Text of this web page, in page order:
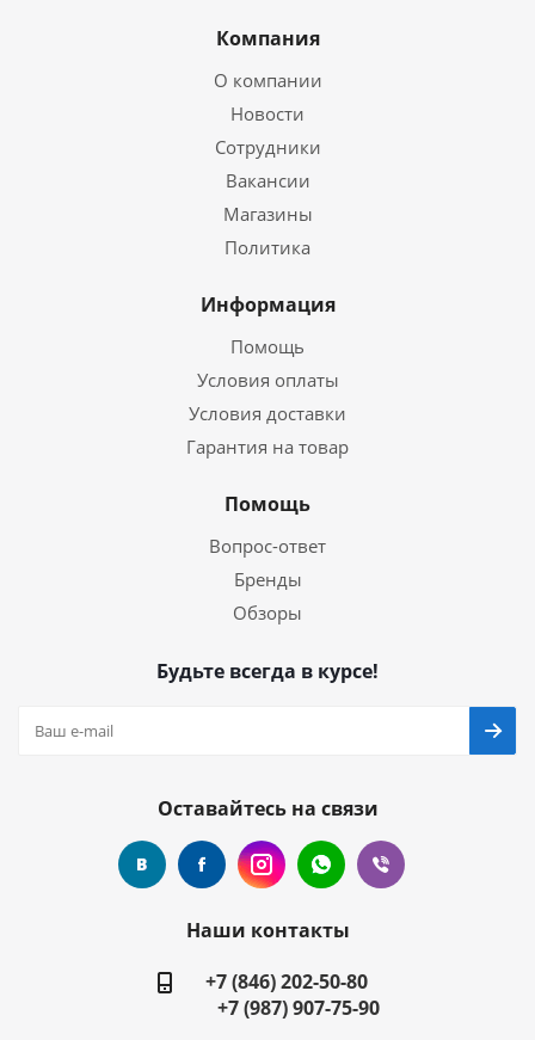
Компания
О компании
Новости
Сотрудники
Вакансии
Магазины
Политика
Информация
Помощь
Условия оплаты
Условия доставки
Гарантия на товар
Помощь
Вопрос-ответ
Бренды
Обзоры
Будьте всегда в курсе!
Оставайтесь на связи
Наши контакты
+7 (846) 202-50-80
+7 (987) 907-75-90